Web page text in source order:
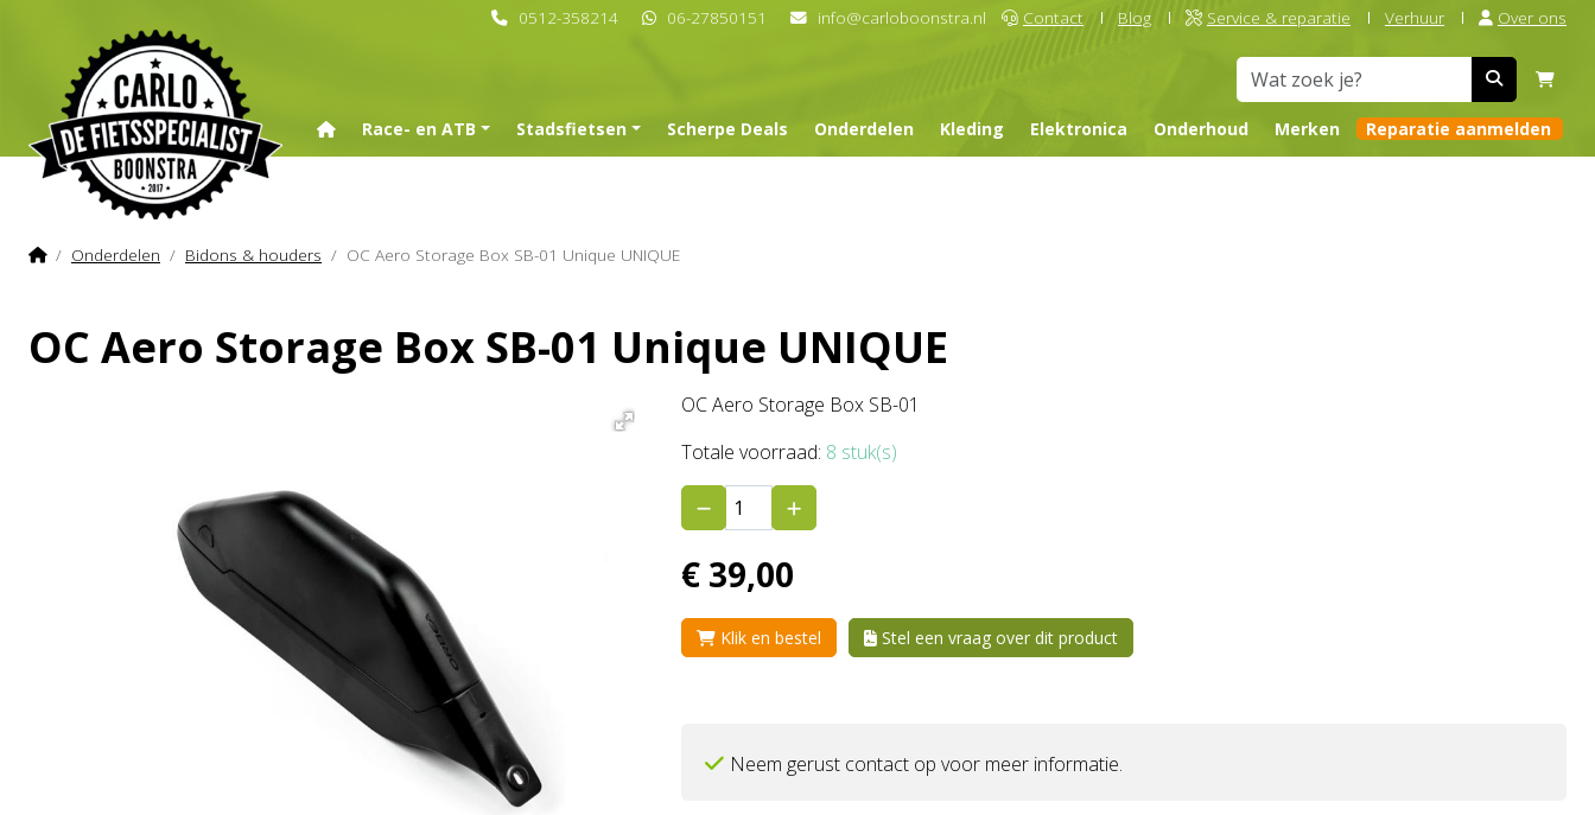
0512-358214 06-27850151 info@carloboonstra.nl Contact Blog Service & reparatie Verhuur Over ons
HomeRace- en ATB Stadsfietsen Scherpe Deals Onderdelen Kleding Elektronica Onderhoud Merken Reparatie aanmelden
HomeOnderdelen Bidons & houders OC Aero Storage Box SB-01 Unique UNIQUE
OC Aero Storage Box SB-01 Unique UNIQUE
OC Aero Storage Box SB-01
Totale voorraad: 8 stuk(s)
€ 39,00
Klik en bestel Stel een vraag over dit product
Neem gerust contact op voor meer informatie.